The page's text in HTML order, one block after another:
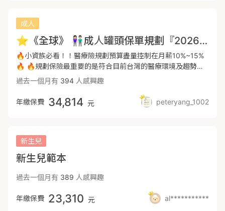
服務全台🚅📕在錠嵂保經為大家服務🧑‍⚖️*以上純粹為保險資訊
分享，非保險商品之廣告。
術、重度心肌梗塞不列入衛福部公告之重大傷病項。⚠️DCF新
契約第一年內若確診，僅給付所繳保費的1.02 倍，契約終
止。---📖「癌症險」治療初步為手術切除腫瘤患部、放射性
治療及化學治療，但現行台灣醫療趨向DRGs分級治療，將醫
療量能分配給更需要的病患，近期精確標靶藥物治療越趨普及
且可即在家中休養治療，還有更多的減少擴大感染及癌症擴散
的手術及療程是一般傳統療程型保險無法跟上的。一次金僅需
確診診斷書即可啟動理賠，才有夠讓我們更有機會選擇較適合
自己的醫療方式。---🐻遠雄CJ2癌症險一次金⭕癌症一次金
結腸、肝及肝內膽管、胰、氣管、支氣管及肺、腦之惡性腫
所繳保費的 2 倍，契約終止。---📢請注意，保險的費率跟年
紀與職別有關，請記得變更上面的數值，來取得正確投保試
算。內容調整跟投保規則及投保等待相關規定可以洽詢討論區
PanPan🐼保險福潘達---P.s:為什麼我出的跟別人不一樣？市
面上有可能有XHD計劃一＋XHO4A的搭配但如果經過細算，
一次給付型防癌險、重大傷病險，可彈性選擇治療方式，且資
金上運用會比較靈活。全球男生XCF保費實惠，免體檢額度內
可搭配到150萬的癌症一次金。＊女生癌症建議改規畫在遠雄
CJ2+RQ1+XCD，費率會比全球更友善，且整體額度更高。女
生版建議書：
https://finfo.tw/assortments/3f0b5581342192745、全球
XDE為重大傷病，領到健保核發重大傷病卡即可理賠一次金，
在患病初期能獲得一筆百萬緊急醫療金運用並填補收入減少的
大傷病、癌症一次金、實支＋日額、意外險，透過此份保單可
以建立完整的保護網，全球重傷(XDE)保費便宜，同時也有定
額醫療、癌症一次金、實支可以加強保障額度，此份意外及醫
入長期照顧的狀態，被照護的時間也較長，因此長照險會包含
一次金跟月扶金。 一次金可支應長照初期的必要花費，月扶金
則能補償長照期間常態性支出，以實質的金援來分擔長照的辛
苦。 壽險 已婚有家庭責任或是有房貸車貸，可以用壽險的方
式轉嫁可能遇到風險。讓自己所愛的人可以不用為了生活費及
負債擔憂。 建議可以規劃『高槓桿的壽險』 COVER至少十年
的年收入。
規劃還是原本舊的方案，雜費最高只有到30萬 ✔️新方案保費
能在預算內提高至8000~12000/日 ✔️原本主流規劃下要提高
住院日額，需靠一項商品拉高，但保費也會提升很多。 ✔️現
在透過新的自負額實支實付，就可無痛拉高額度。 ⭕省下的
✅ ⭕唯一要提醒不同的是-- 實支實付相關理賠會需要分兩家
理賠~第一家理賠後開差額證明，才能給第二家賠，時效上會
多一些。 若想要把醫療實付規畫在同一家也是可以的討論的
賠，不用乘比例表，無任何限制 ✅相同的預算下就可大幅提
高整體保障額度 ⭕整體來說就是限制最少，保障高，保費又
實惠的規劃方式 -- ➡️定額手術 🔹住院/門診特定手術 9萬 (--
🔹骨折3萬(最高) 🔹意外失能金(最高)200萬 -- ➡️大風險的保
障--一次大筆給付 🔸重大傷病 100萬 ✅👍 🔸癌症一次金
310萬(最高*)✅👍 ⭕更高的一次給付型保障 #遇到這些大風
成人
⭐️《全球》 👫🏻成人罐頭保單規劃『2026年07月最新版本』
🔥小資族必看！！醫療險規劃預算盡量控制在月薪10%~15%
🔥 🔥規劃保險最重要的是符合目前台灣的醫療環境及趨勢，
才能夠在意外發生時順利轉嫁我們所擔心的風險。🔥 ⭐️
2024/7保險新制上路，市場主流規劃方向皆為單實支實付，再
透過定額型商品去補足住院及手術的花費。 ⭐️ 其中一支實支
解決醫療雜費的問題，再透過保費比較划算的定額醫療來盡量
小資族保單規劃重點大方向❗️ ➡️優先規劃「醫療實支+日額型
障：「單實支＋日額型」 ❶保險新制上路，單一家實支住院日
額稍嫌不足，在搭配定額給付的住院日額，涵蓋手術費的給
付，附約費用CP值高。 ❷病房費加總共有6000元/天的額
度，讓我們住院時可以有預算去選擇單/雙人病房，避免互相交
叉感染 ，同時提升住院時的休息品質。 ❸醫材、手術費用昂
過去一個月有 394 人感興趣
年繳保費 34,814 元 peteryang_1002
新生兒
新生兒範本
過去一個月有 389 人感興趣
年繳保費 23,310 元 al***********